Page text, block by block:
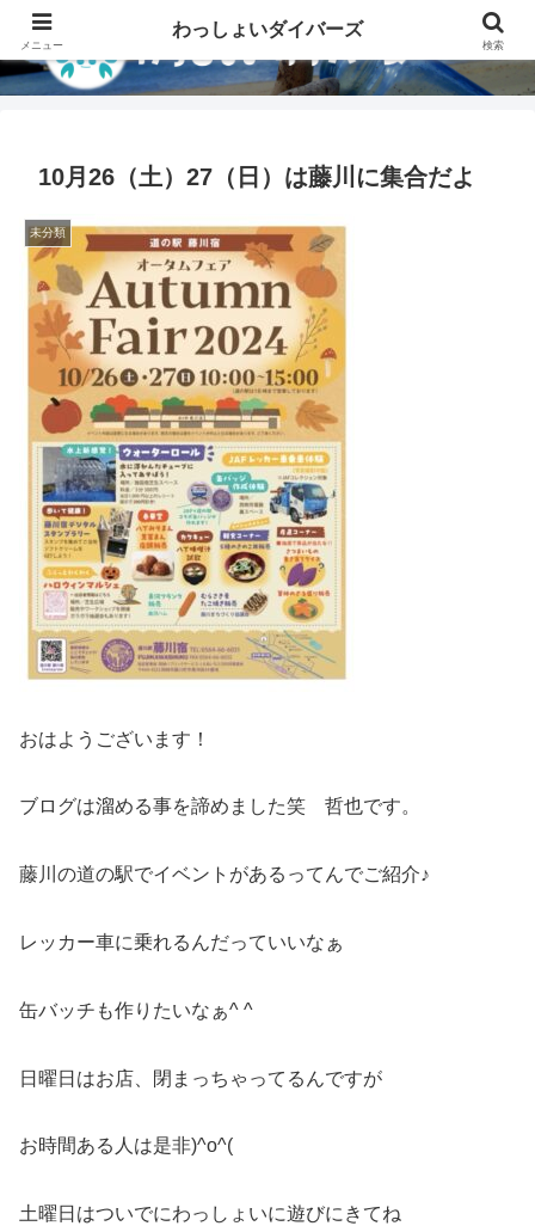
10月26（土）27（日）は藤川に集合だよ
未分類
おはようございます！
ブログは溜める事を諦めました笑 哲也です。
藤川の道の駅でイベントがあるってんでご紹介♪
レッカー車に乗れるんだっていいなぁ
缶バッチも作りたいなぁ^ ^
日曜日はお店、閉まっちゃってるんですが
お時間ある人は是非)^o^(
土曜日はついでにわっしょいに遊びにきてね
メニュー
わっしょいダイバーズ
検索